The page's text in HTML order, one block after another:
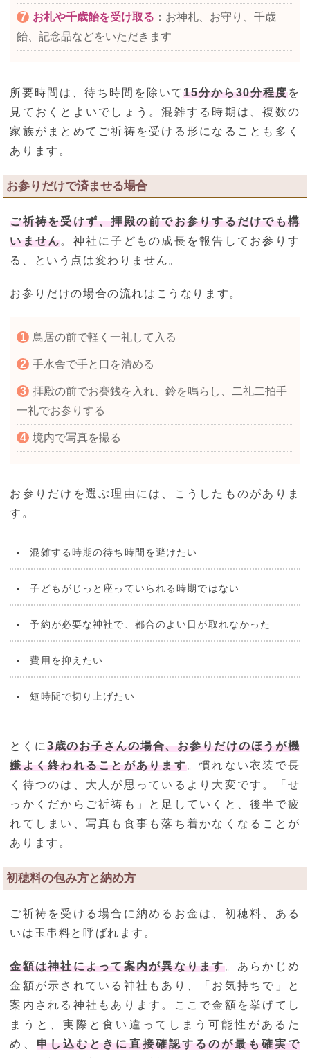
お札や千歳飴を受け取る ：お神札、お守り、千歳
飴、記念品などをいただきます
所要時間は、待ち時間を除いて15分から30分程度を
見ておくとよいでしょう。混雑する時期は、複数の
家族がまとめてご祈祷を受ける形になることも多く
あります。
お参りだけで済ませる場合
ご祈祷を受けず、拝殿の前でお参りするだけでも構
いません。神社に子どもの成長を報告してお参りす
る、という点は変わりません。
お参りだけの場合の流れはこうなります。
鳥居の前で軽く一礼して入る
手水舎で手と口を清める
拝殿の前でお賽銭を入れ、鈴を鳴らし、二礼二拍手
一礼でお参りする
境内で写真を撮る
お参りだけを選ぶ理由には、こうしたものがありま
す。
混雑する時期の待ち時間を避けたい
子どもがじっと座っていられる時期ではない
予約が必要な神社で、都合のよい日が取れなかった
費用を抑えたい
短時間で切り上げたい
とくに 3歳のお子さんの場合、お参りだけのほうが機
嫌よく終われることがあります。慣れない衣装で長
く待つのは、大人が思っているより大変です。「せ
っかくだからご祈祷も」と足していくと、後半で疲
れてしまい、写真も食事も落ち着かなくなることが
あります。
初穂料の包み方と納め方
ご祈祷を受ける場合に納めるお金は、初穂料、ある
いは玉串料と呼ばれます。
金額は神社によって案内が異なります。あらかじめ
金額が示されている神社もあり、「お気持ちで」と
案内される神社もあります。ここで金額を挙げてし
まうと、実際と食い違ってしまう可能性があるた
め、 申し込むときに直接確認するのが最も確実で